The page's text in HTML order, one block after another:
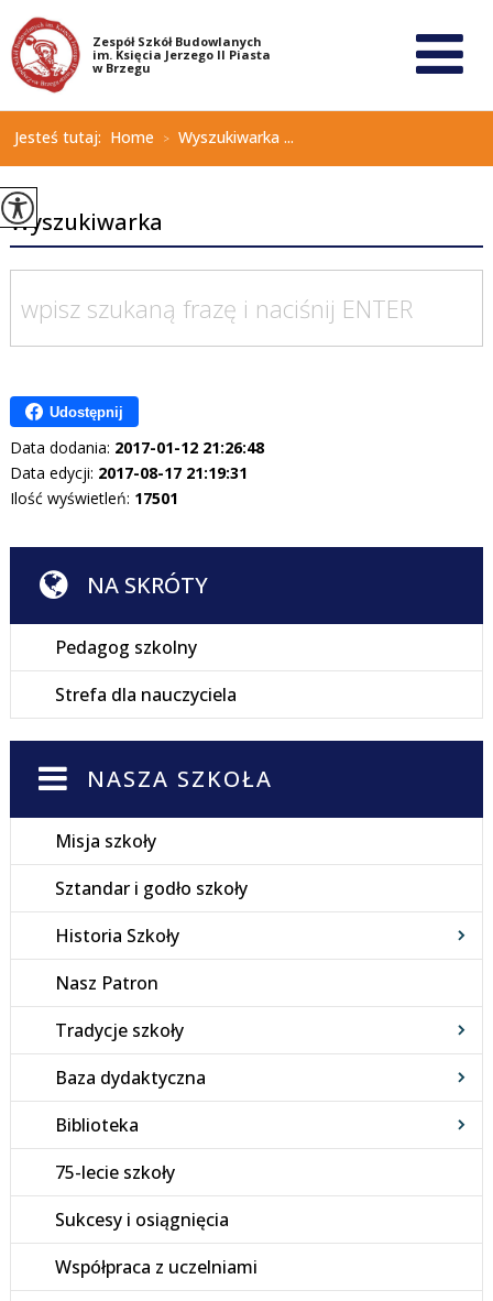
Jesteś tutaj: Home > Wyszukiwarka ...
Wyszukiwarka
Udostępnij
Data dodania: 2017-01-12 21:26:48
Data edycji: 2017-08-17 21:19:31
Ilość wyświetleń: 17501
NA SKRÓTY
Pedagog szkolny
Strefa dla nauczyciela
NASZA SZKOŁA
Misja szkoły
Sztandar i godło szkoły
Historia Szkoły
Nasz Patron
Tradycje szkoły
Baza dydaktyczna
Biblioteka
75-lecie szkoły
Sukcesy i osiągnięcia
Współpraca z uczelniami